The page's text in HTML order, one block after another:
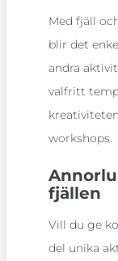
Med fjäll
blir det
andra
valfritt
workshops.
fjällen
Vill du ge
del unika